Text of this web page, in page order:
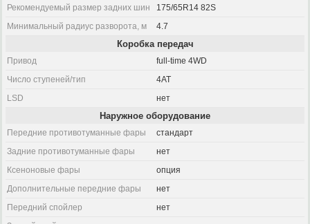
Рекомендуемый размер задних шин
175/65R14 82S
Минимальный радиус разворота, м
4.7
Коробка передач
Привод
full-time 4WD
Число ступеней/тип
4AT
LSD
нет
Наружное оборудование
Передние противотуманные фары
стандарт
Задние противотуманные фары
нет
Ксеноновые фары
опция
Дополнительные передние фары
нет
Передний спойлер
нет